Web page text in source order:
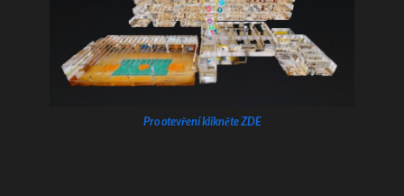
Pro otevření klikněte ZDE